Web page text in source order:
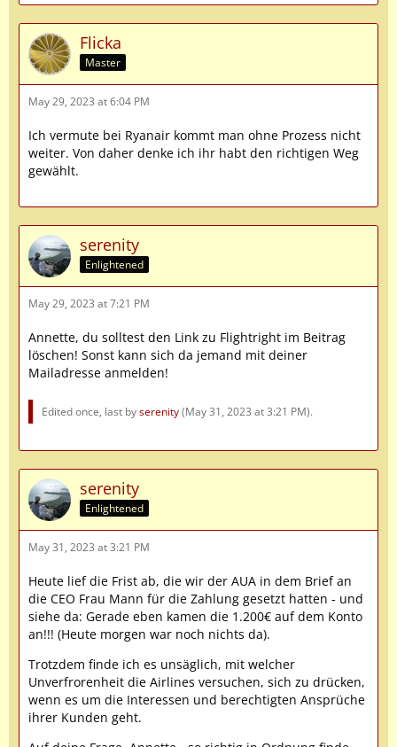
Flicka
Master
May 29, 2023 at 6:04 PM
Ich vermute bei Ryanair kommt man ohne Prozess nicht
weiter. Von daher denke ich ihr habt den richtigen Weg
gewählt.
serenity
Enlightened
May 29, 2023 at 7:21 PM
Annette, du solltest den Link zu Flightright im Beitrag
löschen! Sonst kann sich da jemand mit deiner
Mailadresse anmelden!
Edited once, last byserenity(May 31, 2023 at 3:21 PM).
serenity
Enlightened
May 31, 2023 at 3:21 PM
Heute lief die Frist ab, die wir der AUA in dem Brief an
die CEO Frau Mann für die Zahlung gesetzt hatten - und
siehe da: Gerade eben kamen die 1.200€ auf dem Konto
an!!! (Heute morgen war noch nichts da).
Trotzdem finde ich es unsäglich, mit welcher
Unverfrorenheit die Airlines versuchen, sich zu drücken,
wenn es um die Interessen und berechtigten Ansprüche
ihrer Kunden geht.